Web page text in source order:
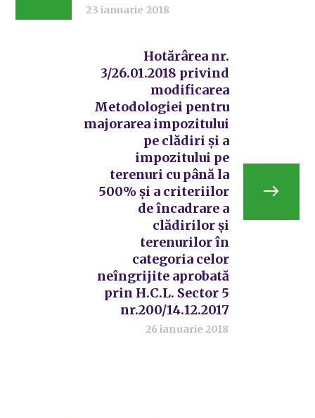
23 ianuarie 2018
Hotărârea nr.
3/26.01.2018 privind
modificarea
Metodologiei pentru
majorarea impozitului
pe clădiri și a
impozitului pe
terenuri cu până la
500% și a criteriilor
de încadrare a
clădirilor și
terenurilor în
categoria celor
neîngrijite aprobată
prin H.C.L. Sector 5
nr.200/14.12.2017
26 ianuarie 2018